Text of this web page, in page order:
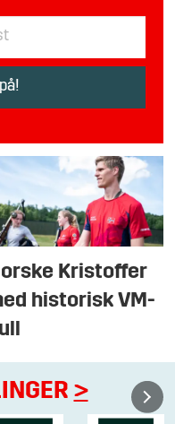
Kristoffer
historisk VM-
>